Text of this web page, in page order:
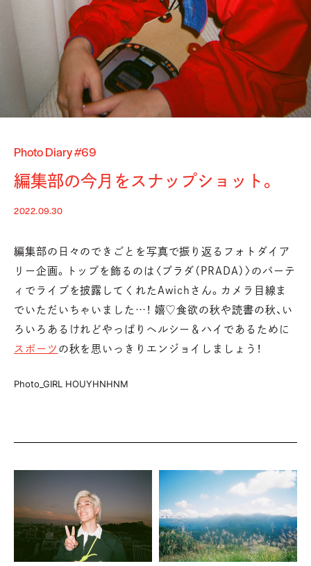
Photo Diary #69
編集部の今月をスナップショット。
2022.09.30
編集部の日々のできごとを写真で振り返るフォトダイア
リー企画。
トップを飾るのは〈プラダ（PRADA）〉のパーテ
ィでライブを披露してくれたAwichさん。 カメラ目線ま
でいただいちゃいました…！ 嬉♡食欲の秋や読書の秋、い
ろいろあるけれどやっぱりヘルシー＆ハイであるために
スポーツ の秋を思いっきりエンジョイしましょう！
Photo_GIRL HOUYHNHNM